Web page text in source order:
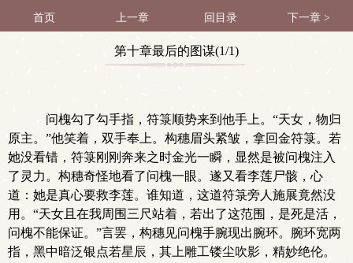
首页 上一章 回目录 下一章 >
第十章最后的图谋(1/1)
问槐勾了勾手指，符箓顺势来到他手上。“天女，物归
原主。”他笑着，双手奉上。构穗眉头紧皱，拿回金符箓。若
她没看错，符箓刚刚奔来之时金光一瞬，显然是被问槐注入
了灵力。构穗奇怪地看了问槐一眼。遂又看李莲尸骸，心
道：她是真心要救李莲。谁知道，这道符箓旁人施展竟然没
用。“天女且在我周围三尺站着，若出了这范围，是死是活，
问槐不能保证。”言罢，构穗见问槐手腕现出腕环。腕环宽两
指，黑中暗泛银点若星辰，其上雕工镂尘吹影，精妙绝伦。